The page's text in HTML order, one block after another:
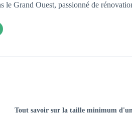
Grand Ouest, passionné de
Tout savoir sur la taille minimum